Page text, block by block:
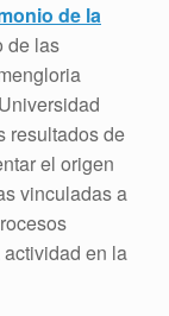
de la
de las
resultados de
el origen
vinculadas a
en la